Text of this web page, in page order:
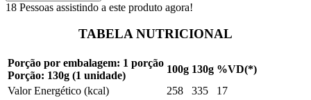
18 Pessoas assistindo a este produto agora!
TABELA NUTRICIONAL
Porção por embalagem: 1 porção
Porção: 130g (1 unidade)
100g 130g %VD(*)
Valor Energético (kcal)
258 335
17